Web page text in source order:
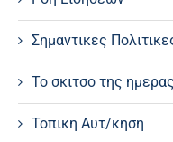
Σημαντικες
Το σκιτσο της
Τοπικη Αυτ/κηση